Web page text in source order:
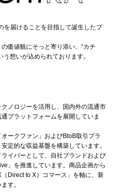
を届けることを目指して誕生したプ
価値観にそっと寄り添い、“カチ
想いが込められております。
ノロジーを活用し、国内外の流通市
プラットフォームを展開していま
ークファン」およびBtoB取引プラ
定的な収益基盤を構築しています。
イバーとして、自社ブランドおよび
」を推進しています。商品企画から
Direct to X）コマース」を軸に、新
す。